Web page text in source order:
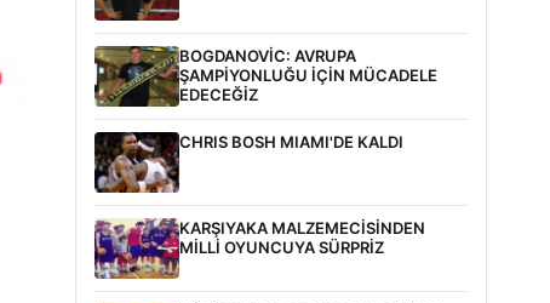
BOGDANOVİC: AVRUPA
ŞAMPİYONLUĞU İÇİN MÜCADELE
EDECEĞİZ
CHRIS BOSH MIAMI'DE KALDI
KARŞIYAKA MALZEMECİSİNDEN
MİLLİ OYUNCUYA SÜRPRİZ